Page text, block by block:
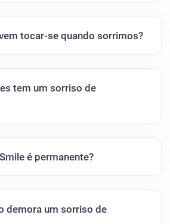
tocar-se quando sorrimos?
tem um sorriso de
é permanente?
demora um sorriso de